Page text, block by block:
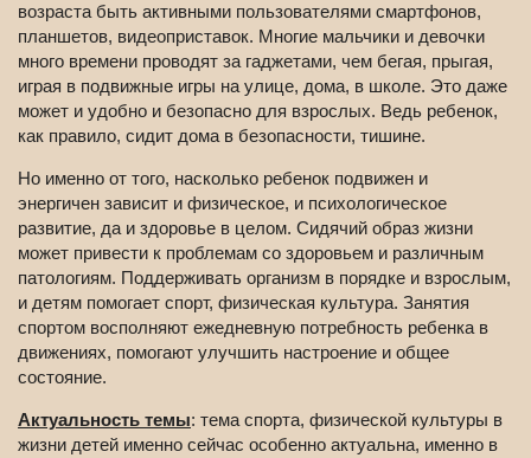
возраста быть активными пользователями смартфонов,
планшетов, видеоприставок. Многие мальчики и девочки
много времени проводят за гаджетами, чем бегая, прыгая,
играя в подвижные игры на улице, дома, в школе. Это даже
может и удобно и безопасно для взрослых. Ведь ребенок,
как правило, сидит дома в безопасности, тишине.
Но именно от того, насколько ребенок подвижен и
энергичен зависит и физическое, и психологическое
развитие, да и здоровье в целом. Сидячий образ жизни
может привести к проблемам со здоровьем и различным
патологиям. Поддерживать организм в порядке и взрослым,
и детям помогает спорт, физическая культура. Занятия
спортом восполняют ежедневную потребность ребенка в
движениях, помогают улучшить настроение и общее
состояние.
Актуальность темы: тема спорта, физической культуры в
жизни детей именно сейчас особенно актуальна, именно в